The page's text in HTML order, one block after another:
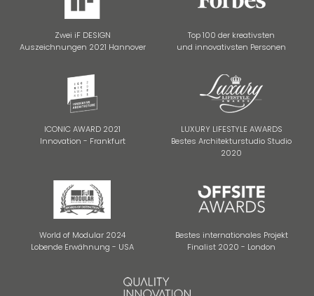
Zwei iF DESIGN
Auszeichnungen 2021 Hannover
Top 100 der kreativsten
und innovativsten Personen
ICONIC AWARD 2021
Innovation - Frankfurt
LUXURY LIFESTYLE AWARDS
Bestes Architekturstudio Studio
2020
World of Modular 2024
Lobende Erwähnung - USA
Bestes internationales Projekt
Finalist 2020 - London